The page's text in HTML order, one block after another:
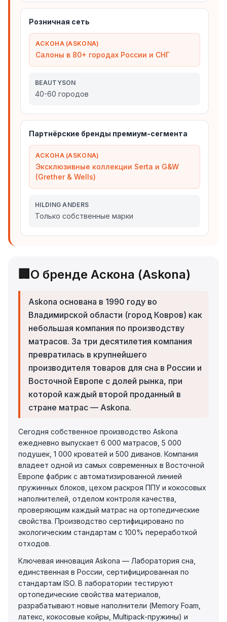
Розничная сеть
АСКОНА (ASKONA)
Салоны в 80+ городах России и СНГ
BEAUTYSON
40-60 городов
Партнёрские бренды премиум-сегмента
АСКОНА (ASKONA)
Эксклюзивные коллекции Serta и G&W
(Grether & Wells)
HILDING ANDERS
Только собственные марки
🏢 О бренде Аскона (Askona)
Askona основана в 1990 году во
Владимирской области (город Ковров) как
небольшая компания по производству
матрасов. За три десятилетия компания
превратилась в крупнейшего
производителя товаров для сна в России и
Восточной Европе с долей рынка, при
которой каждый второй проданный в
стране матрас — Askona.
Сегодня собственное производство Askona
ежедневно выпускает 6 000 матрасов, 5 000
подушек, 1 000 кроватей и 500 диванов. Компания
владеет одной из самых современных в Восточной
Европе фабрик с автоматизированной линией
пружинных блоков, цехом раскроя ППУ и кокосовых
наполнителей, отделом контроля качества,
проверяющим каждый матрас на ортопедические
свойства. Производство сертифицировано по
экологическим стандартам с 100% переработкой
отходов.
Ключевая инновация Askona — Лаборатория сна,
единственная в России, сертифицированная по
стандартам ISO. В лаборатории тестируют
ортопедические свойства материалов,
разрабатывают новые наполнители (Memory Foam,
латекс, кокосовые койры, Multipack-пружины) и